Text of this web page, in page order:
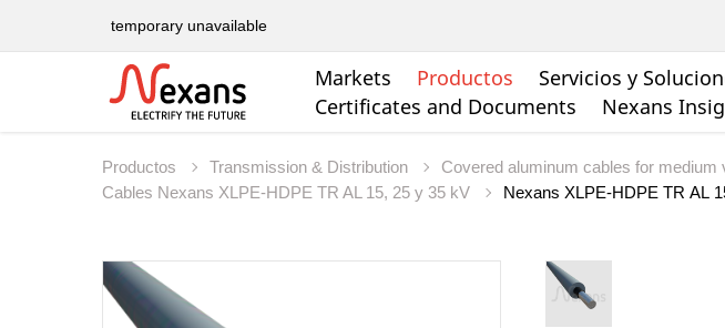
temporary unavailable
Markets Productos Servicios y
Certificates and Documents
Nexans
Productos Transmission & Distribution
Covered aluminum cables for medium
Cables Nexans XLPE-HDPE TR AL 15, 25 y 35 kV